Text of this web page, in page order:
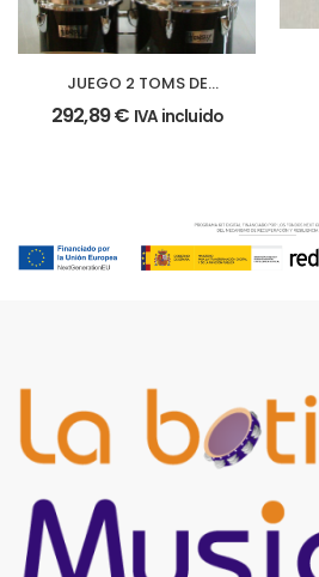
JUEGO 2 TOMS DE
MARCHA
292,89€ IVA incluido